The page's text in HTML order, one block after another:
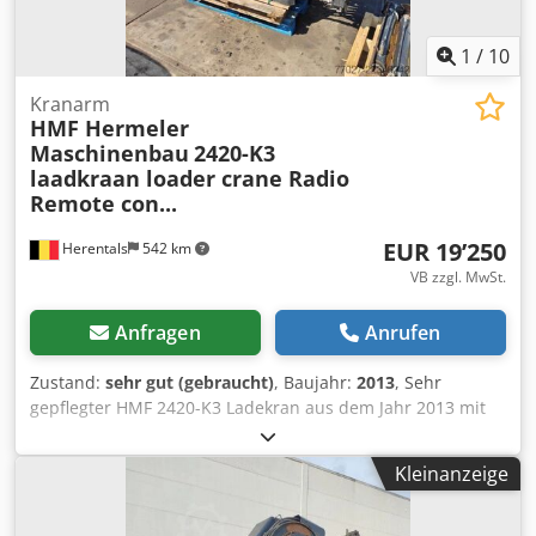
1 / 10
Herentals 542 km
Kranarm
HMF Hermeler
Maschinenbau 2420-K3
laadkraan loader crane Radio
Remote con...
EUR 19’250
VB zzgl. MwSt.
Anfragen Anrufen
Zustand: sehr gut (gebraucht), Baujahr: 2013, Sehr
gepflegter HMF 2420-K3 Ladekran aus dem Jahr 2013 mit
Funkfernsteuerung und 6 Hydraulikfunktionen. Geeignet
für die Montage auf einem Lkw und ideal für Bau,
Transport, Recycling und industrielle Anwendungen.
Dieser leistungsstarke HMF Ladekran bietet hervorragende
Kleinanzeige